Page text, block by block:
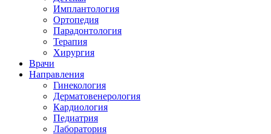
Имплантология
Ортопедия
Парадонтология
Терапия
Хирургия
Врачи
Направления
Гинекология
Дерматовенерология
Кардиология
Педиатрия
Лаборатория